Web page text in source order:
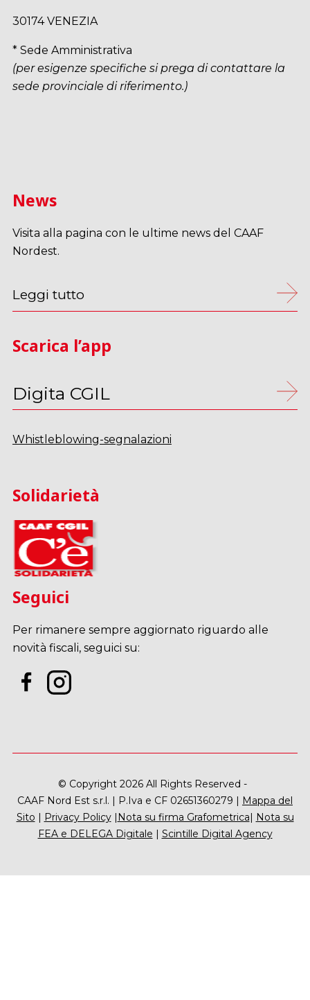
30174 VENEZIA
* Sede Amministrativa
(per esigenze specifiche si prega di contattare la
sede provinciale di riferimento.)
News
Visita alla pagina con le ultime news del CAAF
Nordest.
Leggi tutto
Scarica l’app
Digita CGIL
Whistleblowing-segnalazioni
Solidarietà
Seguici
Per rimanere sempre aggiornato riguardo alle
novità fiscali, seguici su:
© Copyright 2026 All Rights Reserved -
CAAF Nord Est s.r.l. | P.Iva e CF 02651360279 | Mappa del
Sito | Privacy Policy| Nota su firma Grafometrica| Nota su
FEA e DELEGA Digitale | Scintille Digital Agency